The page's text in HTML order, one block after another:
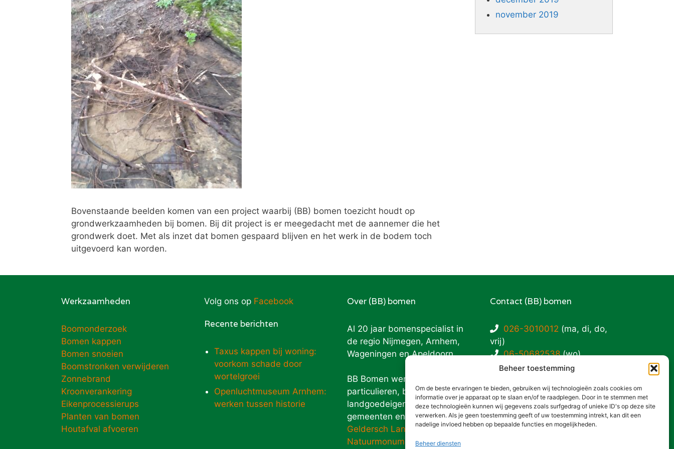
Beheer toestemming
Om de beste ervaringen te bieden, gebruiken wij technologieën zoals cookies om
informatie over je apparaat op te slaan en/of te raadplegen. Door in te stemmen met
deze technologieën kunnen wij gegevens zoals surfgedrag of unieke ID's op deze site
verwerken. Als je geen toestemming geeft of uw toestemming intrekt, kan dit een
nadelige invloed hebben op bepaalde functies en mogelijkheden.
Beheer diensten
Bovenstaande beelden komen van een project waarbij (BB) bomen toezicht houdt op
grondwerkzaamheden bij bomen. Bij dit project is er meegedacht met de aannemer die het
grondwerk doet. Met als inzet dat bomen gespaard blijven en het werk in de bodem toch
uitgevoerd kan worden.
november 2019
Werkzaamheden
Boomonderzoek
Bomen kappen
Bomen snoeien
Boomstronken verwijderen
Zonnebrand
Kroonverankering
Eikenprocessierups
Planten van bomen
Houtafval afvoeren
Volg ons op Facebook
Recente berichten
Taxus kappen bij woning:
voorkom schade door
wortelgroei
Openluchtmuseum Arnhem:
werken tussen historie
Over (BB) bomen
Al 20 jaar bomenspecialist in
de regio Nijmegen, Arnhem,
Wageningen en Apeldoorn.
BB Bomen werkt voor
particulieren, bos- en
landgoedeigenaren,
gemeenten en overheden:
Geldersch Landschap
Natuurmonumenten
Contact (BB) bomen
026-3010012 (ma, di, do,
vrij)
06-50682538(wo)
info@bbbomen.nl
Privacy- en cookieverklaring